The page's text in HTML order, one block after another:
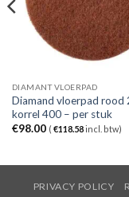
DIAMANT VLOERPAD
Diamand vloerpad rood
korrel 400 – per stuk
€98.00 ( €118.58incl. btw)
PRIVACY POLICY